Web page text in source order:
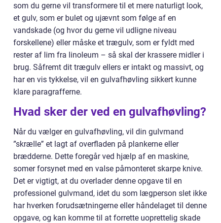
som du gerne vil transformere til et mere naturligt look,
et gulv, som er bulet og ujævnt som følge af en
vandskade (og hvor du gerne vil udligne niveau
forskellene) eller måske et trægulv, som er fyldt med
rester af lim fra linoleum – så skal der krassere midler i
brug. Såfremt dit trægulv ellers er intakt og massivt, og
har en vis tykkelse, vil en gulvafhøvling sikkert kunne
klare paragrafferne.
Hvad sker der ved en gulvafhøvling?
Når du vælger en gulvafhøvling, vil din gulvmand
”skrælle” et lagt af overfladen på plankerne eller
brædderne. Dette foregår ved hjælp af en maskine,
somer forsynet med en valse påmonteret skarpe knive.
Det er vigtigt, at du overlader denne opgave til en
professionel gulvmand, idet du som lægperson slet ikke
har hverken forudsætningerne eller håndelaget til denne
opgave, og kan komme til at forrette uoprettelig skade